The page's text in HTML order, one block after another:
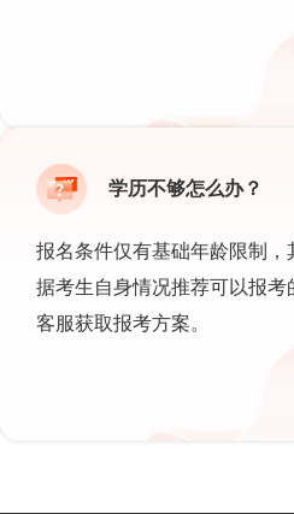
学历不够怎么办？
报名条件仅有基础年龄限制，
据考生自身情况推荐可以报考
客服获取报考方案。